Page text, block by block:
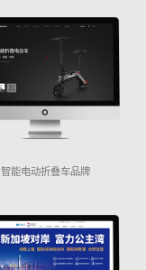
智能电动折叠车品牌